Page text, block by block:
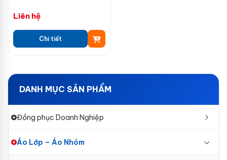
Liên hệ
Chi tiết
DANH MỤC SẢN PHẨM
Đồng phục Doanh Nghiệp
Áo Lớp – Áo Nhóm